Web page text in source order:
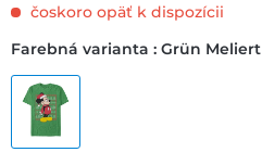
čoskoro opäť k dispozícii
Farebná varianta : Grün Meliert